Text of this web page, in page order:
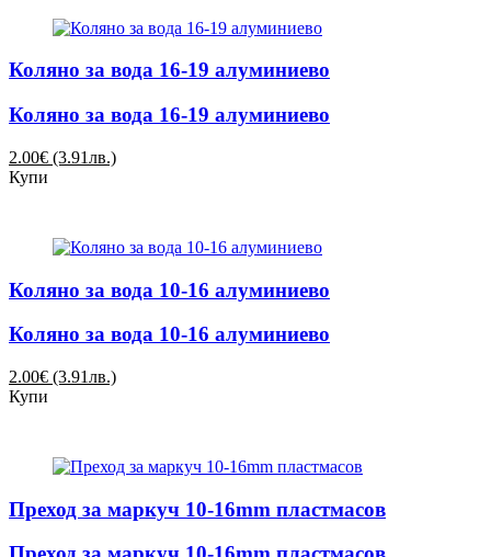
Коляно за вода 16-19 алуминиево
Коляно за вода 16-19 алуминиево
2.00€ (3.91лв.)
Купи
Коляно за вода 10-16 алуминиево
Коляно за вода 10-16 алуминиево
2.00€ (3.91лв.)
Купи
Преход за маркуч 10-16mm пластмасов